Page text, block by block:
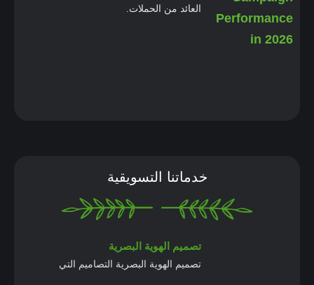
العائد من الحملات.
خدماتنا التسويقية
تصميم الهوية البصرية
تصميم الهوية البصرية التصاميم التي